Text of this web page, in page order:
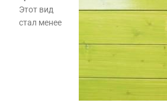
Этот вид
стал менее